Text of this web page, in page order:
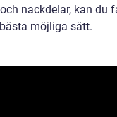
nackdelar, kan du
möjliga sätt.